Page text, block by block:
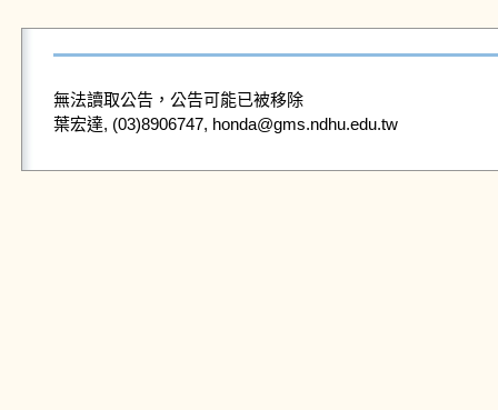
無法讀取公告，公告可能已被移除
葉宏達, (03)8906747, honda@gms.ndhu.edu.tw